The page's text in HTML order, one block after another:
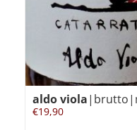
aldo viola
€19,90